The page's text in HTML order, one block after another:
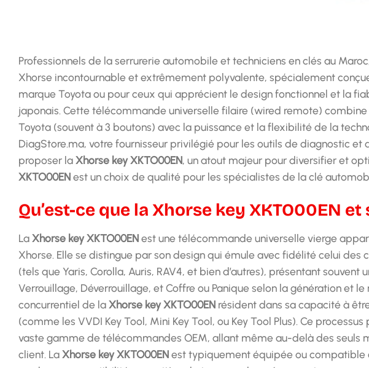
Professionnels de la serrurerie automobile et techniciens en clés au
Xhorse incontournable et extrêmement polyvalente, spécialement
marque Toyota ou pour ceux qui apprécient le design fonctionnel et la
japonais. Cette télécommande universelle filaire (wired remote)
Toyota (souvent à 3 boutons) avec la puissance et la flexibilité de la
DiagStore.ma, votre fournisseur privilégié pour les outils de diagnostic
proposer laXhorse key XKTO00EN, un atout majeur pour diversifier et
XKTO00ENest un choix de qualité pour les spécialistes de la clé
Qu’est-ce que la Xhorse key XKTO00EN
LaXhorse key XKTO00ENest une télécommande universelle vierge
Xhorse. Elle se distingue par son design qui émule avec fidélité celui
(tels que Yaris, Corolla, Auris, RAV4, et bien d’autres), présentant
Verrouillage, Déverrouillage, et Coffre ou Panique selon la génération et
concurrentiel de laXhorse key XKTO00EN résident dans sa capacité à
(comme les VVDI Key Tool, Mini Key Tool, ou Key Tool Plus). Ce
vaste gamme de télécommandes OEM, allant même au-delà des seuls
client. LaXhorse key XKTO00ENest typiquement équipée ou compatible